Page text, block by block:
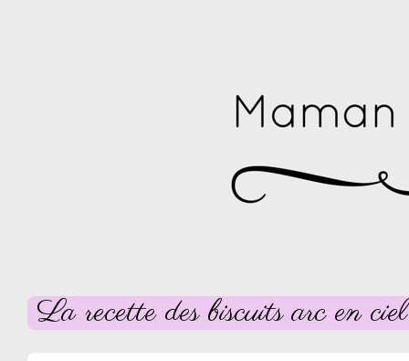
La recette des biscuits arc en ciel